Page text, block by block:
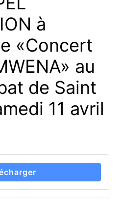
à
«Concert
au
de Saint
11 avril